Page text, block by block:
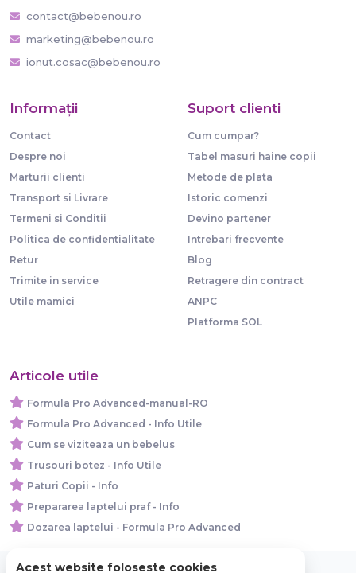
contact@bebenou.ro
marketing@bebenou.ro
ionut.cosac@bebenou.ro
Informaţii
Contact
Despre noi
Marturii clienti
Transport si Livrare
Termeni si Conditii
Politica de confidentialitate
Retur
Trimite in service
Utile mamici
Suport clienti
Cum cumpar?
Tabel masuri haine copii
Metode de plata
Istoric comenzi
Devino partener
Intrebari frecvente
Blog
Retragere din contract
ANPC
Platforma SOL
Articole utile
Formula Pro Advanced-manual-RO
Formula Pro Advanced - Info Utile
Cum se viziteaza un bebelus
Trusouri botez - Info Utile
Paturi Copii - Info
Prepararea laptelui praf - Info
Dozarea laptelui - Formula Pro Advanced
Acest website foloseste cookies